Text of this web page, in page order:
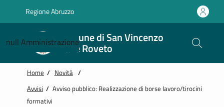
Regione Abruzzo
Comune di San Vincenzo
Valle Roveto
null Amministrazione
Home / Novità /
Avvisi / Avviso pubblico: Realizzazione di borse lavoro/tirocini
formativi